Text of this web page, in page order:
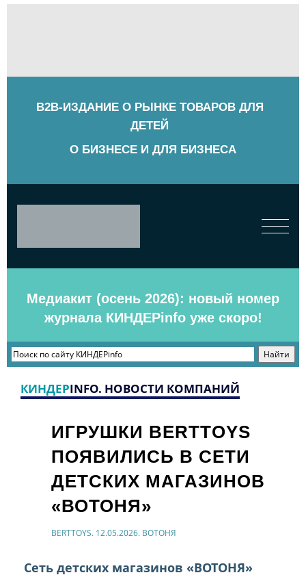
B2B-ИЗДАНИЕ О РЫНКЕ ТОВАРОВ ДЛЯ
ДЕТЕЙ
О БИЗНЕСЕ И ДЛЯ БИЗНЕСА
Медиакит (осень 2026): новый номер
журнала КИНДЕРinfo уже скоро!
КИНДЕРINFO. НОВОСТИ КОМПАНИЙ
ИГРУШКИ BERTTOYS
ПОЯВИЛИСЬ В СЕТИ
ДЕТСКИХ МАГАЗИНОВ
«ВОТОНЯ»
BERTTOYS. 12.05.2026. ВОТОНЯ
Сеть детских магазинов «ВОТОНЯ»